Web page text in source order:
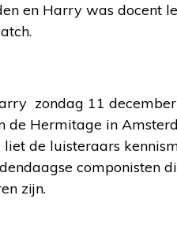
en Harry was docent
zondag 11
de Hermitage in
de luisteraars
componisten
zijn.